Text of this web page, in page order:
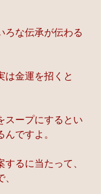
ろな伝承が伝わる
は金運を招くと
スープにするとい
ですよ。
るに当たって、